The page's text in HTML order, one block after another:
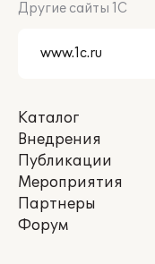
Другие сайты 1С
Каталог
Внедрения
Публикации
Мероприятия
Партнеры
Форум